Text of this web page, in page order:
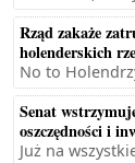
Rząd zakaże
holenderskich
No to
Senat
oszczędności i
Już na